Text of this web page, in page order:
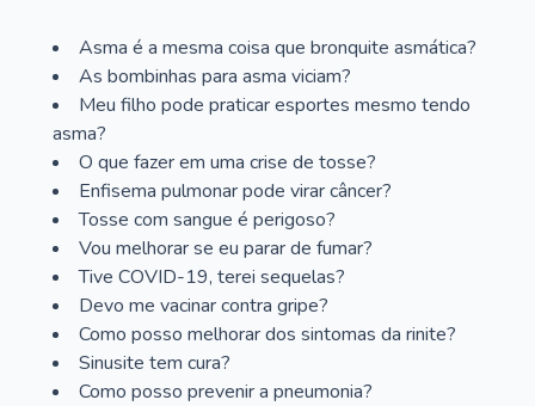
Asma é a mesma coisa que bronquite asmática?
As bombinhas para asma viciam?
Meu filho pode praticar esportes mesmo tendo
asma?
O que fazer em uma crise de tosse?
Enfisema pulmonar pode virar câncer?
Tosse com sangue é perigoso?
Vou melhorar se eu parar de fumar?
Tive COVID-19, terei sequelas?
Devo me vacinar contra gripe?
Como posso melhorar dos sintomas da rinite?
Sinusite tem cura?
Como posso prevenir a pneumonia?